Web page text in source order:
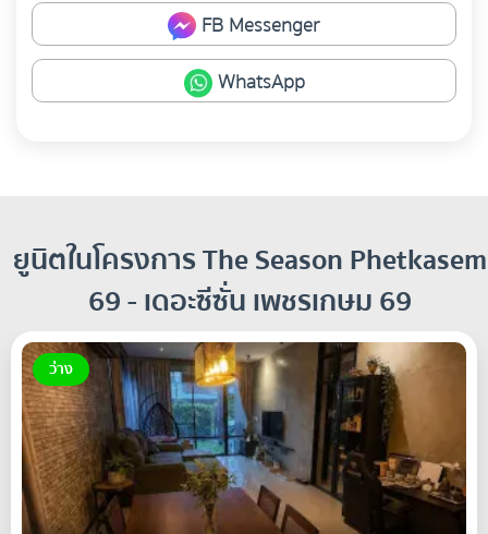
FB Messenger
WhatsApp
ยูนิตในโครงการ The Season Phetkasem
69 - เดอะซีซั่น เพชรเกษม 69
ว่าง